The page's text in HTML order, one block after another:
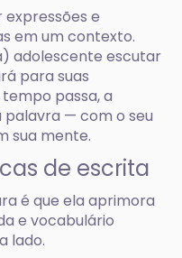
e
em um contexto.
adolescente escutar
para suas
passa, a
palavra — com o seu
sua mente.
de escrita
é que ela aprimora
e vocabulário
lado.